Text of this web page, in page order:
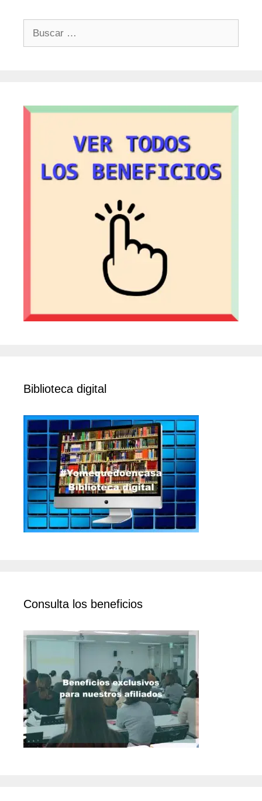
Biblioteca digital
Consulta los beneficios